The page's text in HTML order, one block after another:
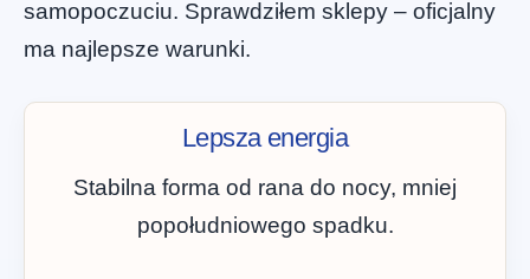
samopoczuciu. Sprawdziłem sklepy – oficjalny
ma najlepsze warunki.
Lepsza energia
Stabilna forma od rana do nocy, mniej
popołudniowego spadku.